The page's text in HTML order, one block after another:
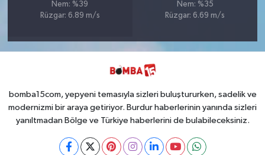
Nem: %39
Rüzgar: 6.89 m/s
Nem: %35
Rüzgar: 6.69 m/s
bomba15com, yepyeni temasıyla sizleri buluştururken, sadelik ve
modernizmi bir araya getiriyor. Burdur haberlerinin yanında sizleri
yanıltmadan Bölge ve Türkiye haberlerini de bulabileceksiniz.